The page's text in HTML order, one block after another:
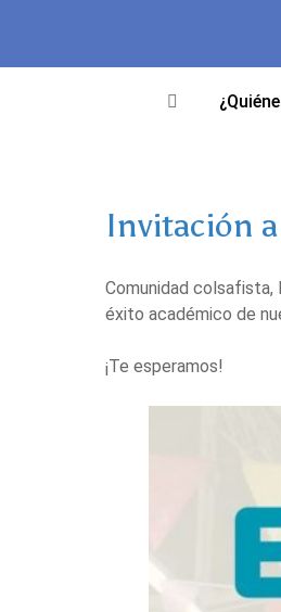
Invitación a
Comunidad colsafista,
éxito académico de
¡Te esperamos!